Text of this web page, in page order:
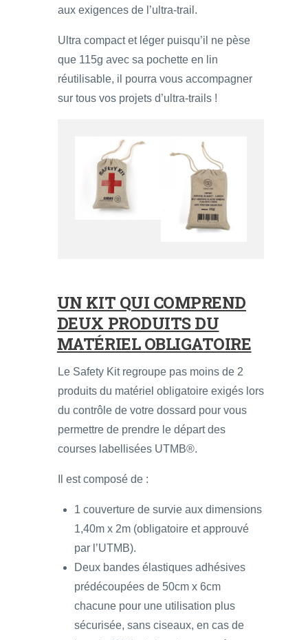
aux exigences de l’ultra-trail.
Ultra compact et léger puisqu’il ne pèse
que 115g avec sa pochette en lin
réutilisable, il pourra vous accompagner
sur tous vos projets d’ultra-trails !
UN KIT QUI COMPREND
DEUX PRODUITS DU
MATÉRIEL OBLIGATOIRE
Le Safety Kit regroupe pas moins de 2
produits du matériel obligatoire exigés lors
du contrôle de votre dossard pour vous
permettre de prendre le départ des
courses labellisées UTMB®.
Il est composé de :
1 couverture de survie aux dimensions
1,40m x 2m (obligatoire et approuvé
par l’UTMB).
Deux bandes élastiques adhésives
prédécoupées de 50cm x 6cm
chacune pour une utilisation plus
sécurisée, sans ciseaux, en cas de